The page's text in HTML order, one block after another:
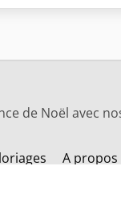
de Noël avec
A propos